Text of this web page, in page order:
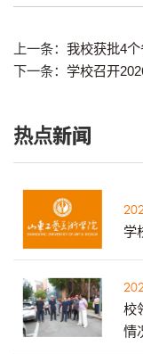
上一条： 我校获批4
下一条： 学校召开
热点新闻
学
校
情